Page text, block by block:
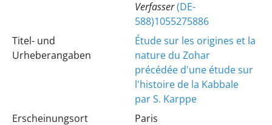
Verfasser(DE-
588)1055275886
Titel- und
Urheberangaben
Étude sur les origines et la
nature du Zohar
précédée d'une étude sur
l'histoire de la Kabbale
par S. Karppe
Erscheinungsort
Paris